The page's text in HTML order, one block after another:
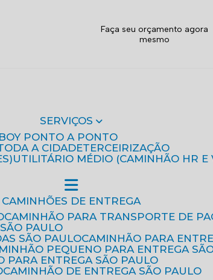
Faça seu orçamento agora
mesmo
SERVIÇOS
PONTO A PONTO
A CIDADE
TERCEIRIZAÇÃO
UTILITÁRIO MÉDIO (CAMINHÃO HR E
CAMINHÕES DE ENTREGA
CAMINHÃO PARA TRANSPORTE DE
PAULO
SÃO PAULO
CAMINHÃO PARA
PEQUENO PARA ENTREGA
PARA ENTREGA SÃO PAULO
CAMINHÃO DE ENTREGA SÃO PAULO